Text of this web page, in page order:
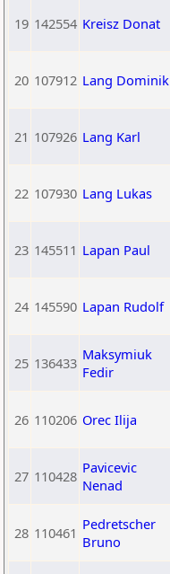
19 142554 Kreisz Donat
20 107912 Lang Dominik
21 107926 Lang Karl
22 107930 Lang Lukas
23 145511 Lapan Paul
24 145590 Lapan Rudolf
25 136433 Maksymiuk
Fedir
26 110206 Orec Ilija
27 110428 Pavicevic
Nenad
28 110461 Pedretscher
Bruno